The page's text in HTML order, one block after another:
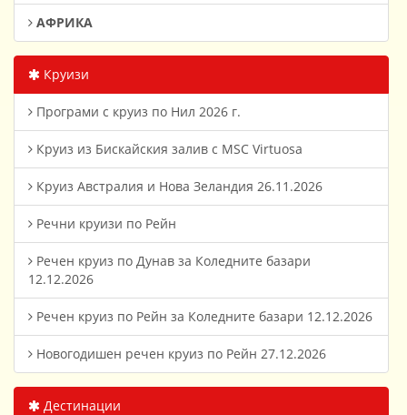
АФРИКА
Круизи
Програми с круиз по Нил 2026 г.
Круиз из Бискайския залив с MSC Virtuosa
Круиз Австралия и Нова Зеландия 26.11.2026
Речни круизи по Рейн
Речен круиз по Дунав за Коледните базари
12.12.2026
Речен круиз по Рейн за Коледните базари 12.12.2026
Новогодишен речен круиз по Рейн 27.12.2026
Дестинации